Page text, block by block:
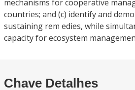
mechanisms for cooperative
countries; and (c) identify and
sustaining rem edies, while
capacity for ecosystem
Chave Detalhes